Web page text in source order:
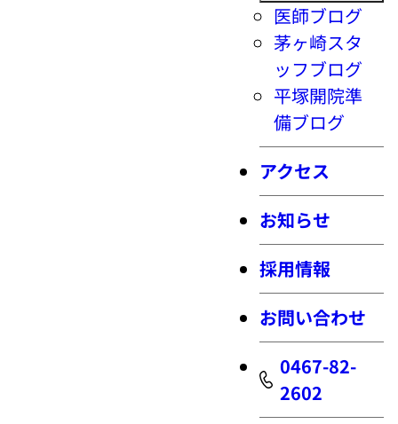
医師ブログ
茅ヶ崎スタ
ッフブログ
平塚開院準
備ブログ
アクセス
お知らせ
採用情報
お問い合わせ
0467-82-
2602